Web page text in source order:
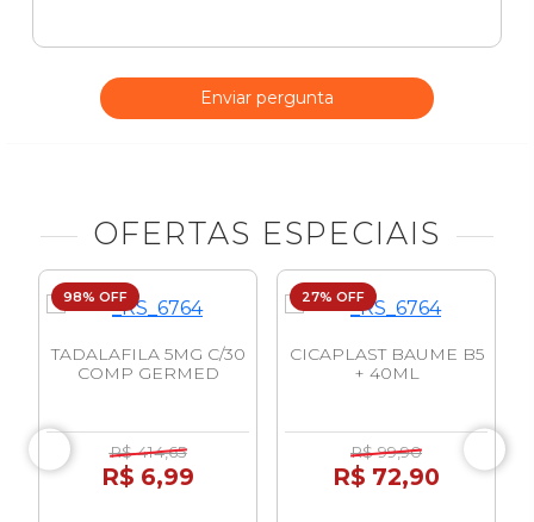
Enviar pergunta
OFERTAS ESPECIAIS
98% OFF
TADALAFILA 5MG C/30
COMP GERMED
R$ 414,65
R$ 6,99
27% OFF
CICAPLAST BAUME B5
+ 40ML
R$ 99,90
R$ 72,90